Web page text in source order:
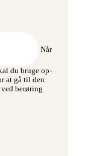
Når
du bruge op-
at gå til den
ved berøring